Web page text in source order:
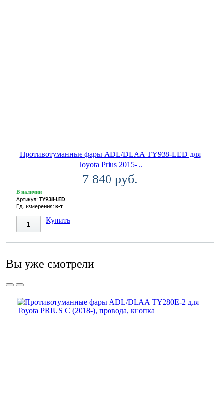
Противотуманные фары ADL/DLAA TY938-LED для
Toyota Prius 2015-...
7 840 руб.
В наличии
Артикул: TY938-LED
Ед. измерения: к-т
Купить
Вы уже смотрели